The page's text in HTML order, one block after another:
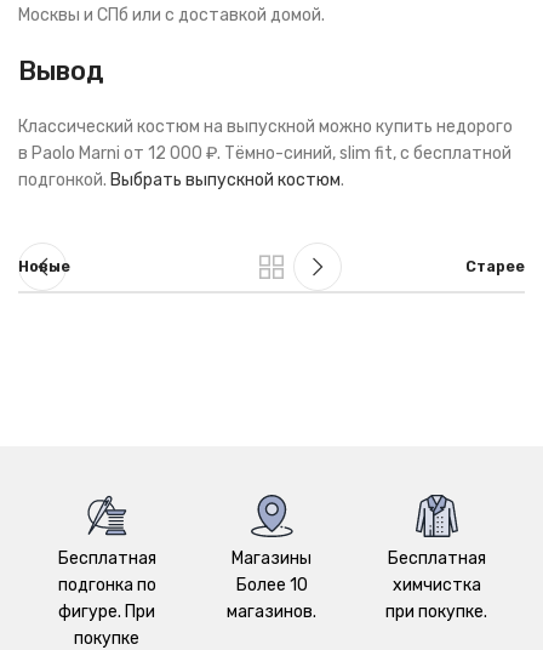
Москвы и СПб или с доставкой домой.
Вывод
Классический костюм на выпускной можно купить недорого
в Paolo Marni от 12 000 ₽. Тёмно-синий, slim fit, с бесплатной
подгонкой. Выбрать выпускной костюм.
Новые Старее
Бесплатная
подгонка по
фигуре. При
покупке
Магазины
Более 10
магазинов.
Бесплатная
химчистка
при покупке.